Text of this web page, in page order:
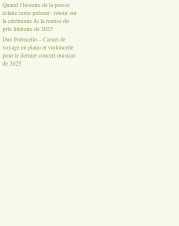
Quand l’histoire de la presse
éclaire notre présent : retour sur
la cérémonie de la remise du
prix littéraire de 2025
Duo Fortecello – Carnet de
voyage en piano et violoncelle
pour le dernier concert musical
de 2025